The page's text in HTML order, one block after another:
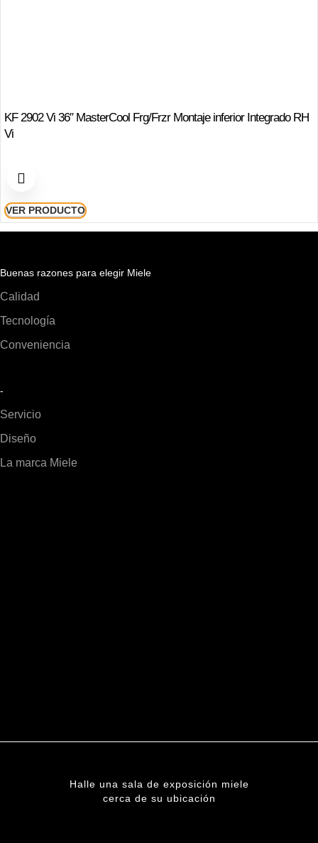
KF 2902 Vi 36″ MasterCool Frg/Frzr Montaje inferior Integrado RH
Vi
VER PRODUCTO
Buenas razones para elegir Miele
Calidad
Tecnología
Conveniencia
-
Servicio
Diseño
La marca Miele
Halle una sala de exposición miele
cerca de su ubicación